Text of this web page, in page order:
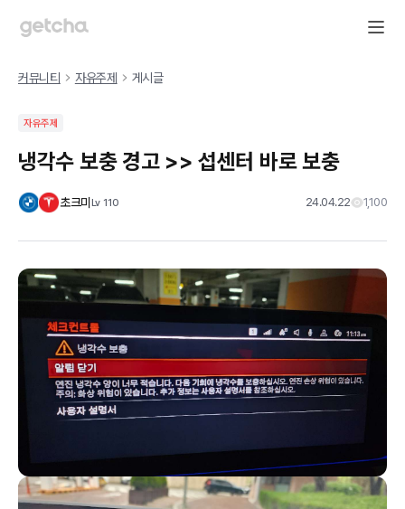
커뮤니티 자유주제 게시글
자유주제
냉각수 보충 경고 >> 섭센터 바로 보충
초크미 Lv 110 24.04.22 1,100